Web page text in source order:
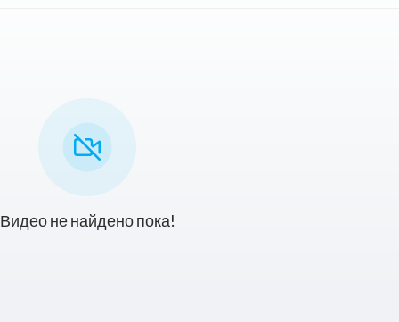
Видео не найдено пока!